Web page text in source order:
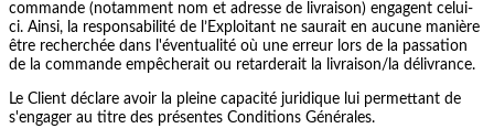
commande (notamment nom et adresse de livraison) engagent celui-
ci. Ainsi, la responsabilité de l’Exploitant ne saurait en aucune manière
être recherchée dans l'éventualité où une erreur lors de la passation
de la commande empêcherait ou retarderait la livraison/la délivrance.
Le Client déclare avoir la pleine capacité juridique lui permettant de
s'engager au titre des présentes Conditions Générales.